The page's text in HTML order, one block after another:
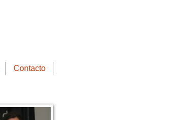
Contacto